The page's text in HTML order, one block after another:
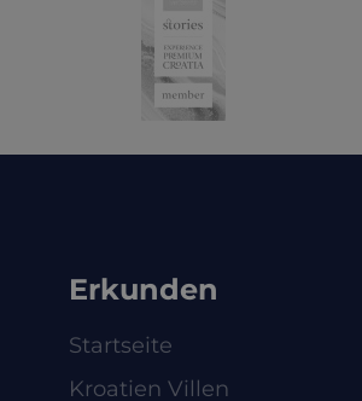
Erkunden
Startseite
Kroatien Villen